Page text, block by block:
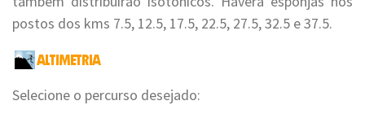
postos dos kms 7.5, 12.5, 17.5, 22.5, 27.5, 32.5 e 37.5.
Selecione o percurso desejado: